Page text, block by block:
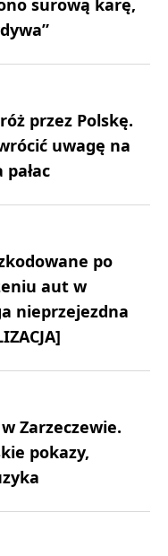
surową karę,
przez Polskę.
uwagę na
po
aut w
nieprzejezdna
Zarzeczewie.
pokazy,